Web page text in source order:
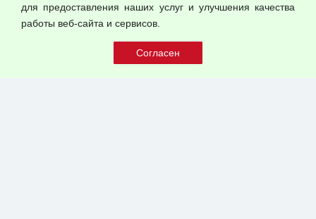
© 2026 ООО "Феникс"
для предоставления наших услуг и улучшения качества
работы веб-сайта и сервисов.